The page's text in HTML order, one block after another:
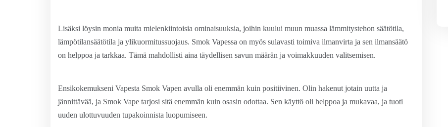
Lisäksi löysin monia muita mielenkiintoisia ominaisuuksia, joihin kuului muun muassa lämmitystehon säätötila,
lämpötilansäätötila ja ylikuormitussuojaus. Smok Vapessa on myös sulavasti toimiva ilmanvirta ja sen ilmansäätö
on helppoa ja tarkkaa. Tämä mahdollisti aina täydellisen savun määrän ja voimakkuuden valitsemisen.
Ensikokemukseni Vapesta Smok Vapen avulla oli enemmän kuin positiivinen. Olin hakenut jotain uutta ja
jännittävää, ja Smok Vape tarjosi sitä enemmän kuin osasin odottaa. Sen käyttö oli helppoa ja mukavaa, ja tuoti
uuden ulottuvuuden tupakoinnista luopumiseen.